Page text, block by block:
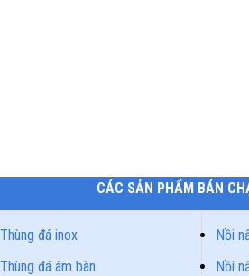
CÁC SẢN PHẨM BÁN
Thùng đá inox
Thùng đá âm bàn
Nồi
Nồi